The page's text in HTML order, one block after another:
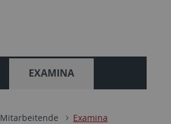
EXAMINA
Mitarbeitende Examina